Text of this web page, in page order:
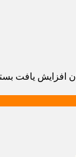
افزایش یافت